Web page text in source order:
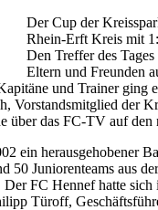
Der Cup der
Rhein-Erft Kreis mit
Den Treffer des
Eltern und Freunden
und Trainer ging
Vorstandsmitglied der
über das FC-TV auf
ein herausgehobener
50 Juniorenteams aus
FC Hennef hatte
Türoff,